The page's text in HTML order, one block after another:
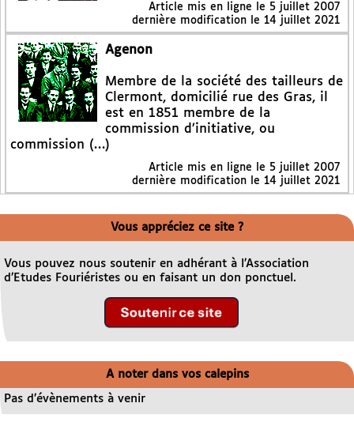
Article mis en ligne le 5 juillet 2007
dernière modification le 14 juillet 2021
Agenon
Membre de la société des tailleurs de
Clermont, domicilié rue des Gras, il
est en 1851 membre de la
commission d’initiative, ou
commission (…)
Article mis en ligne le 5 juillet 2007
dernière modification le 14 juillet 2021
Vous appréciez ce site ?
Vous pouvez nous soutenir en adhérant à l’Association
d’Etudes Fouriéristes ou en faisant un don ponctuel.
A noter dans vos calepins
Pas d’évènements à venir